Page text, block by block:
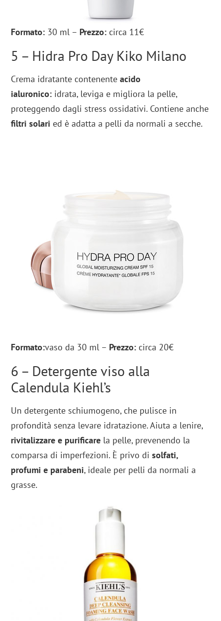
Formato: 30 ml – Prezzo: circa 11€
5 – Hidra Pro Day Kiko Milano
Crema idratante contenenteacido
ialuronico: idrata, leviga e migliora la pelle,
proteggendo dagli stress ossidativi. Contiene anche
filtri solari ed è adatta a pelli da normali a secche.
Formato:vaso da 30 ml – Prezzo: circa 20€
6 – Detergente viso alla
Calendula Kiehl’s
Un detergente schiumogeno, che pulisce in
profondità senza levare idratazione. Aiuta a lenire,
rivitalizzare e purificare la pelle, prevenendo la
comparsa di imperfezioni. È privo disolfati,
profumi e parabeni, ideale per pelli da normali a
grasse.